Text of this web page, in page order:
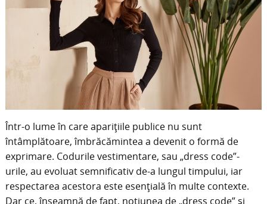
Într-o lume în care aparițiile publice nu sunt
întâmplătoare, îmbrăcămintea a devenit o formă de
exprimare. Codurile vestimentare, sau „dress code”-
urile, au evoluat semnificativ de-a lungul timpului, iar
respectarea acestora este esențială în multe contexte.
Dar ce, înseamnă de fapt, noțiunea de „dress code” și